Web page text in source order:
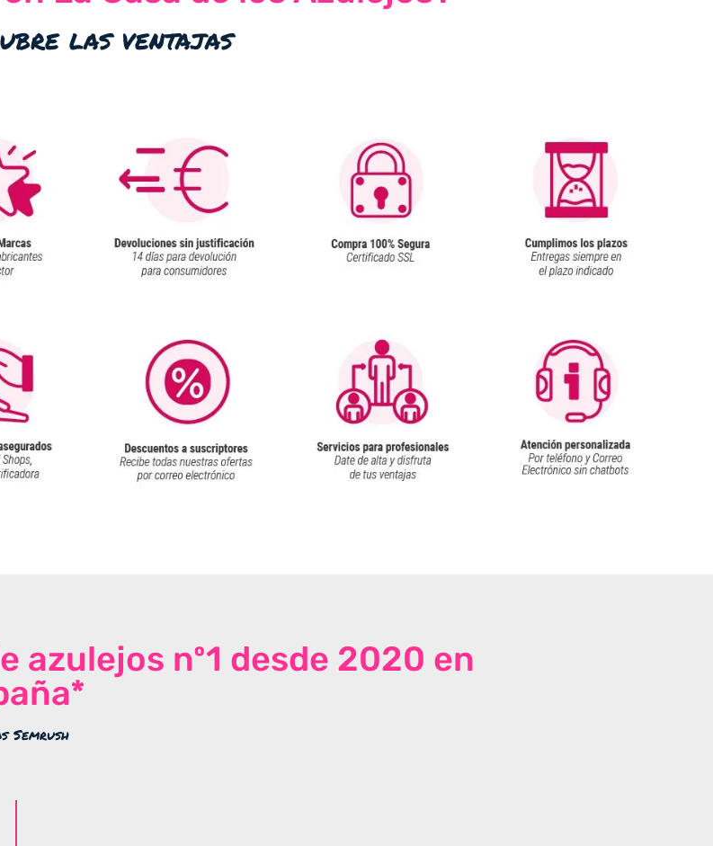
las ventajas
azulejos nº1 desde 2020 en
Semrush